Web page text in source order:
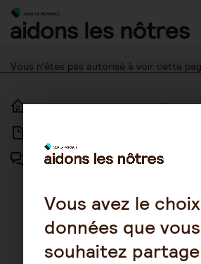
Skip
content
Vous n’êtes pas autorisé à voir cette
ACCUEIL
FORUM
PLAN DU
Vous avez le
données que vous
souhaitez